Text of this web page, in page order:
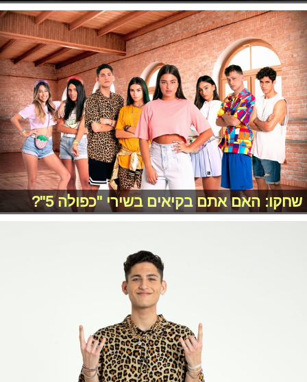
שחקו: האם אתם בקיאים בשירי "כפולה 5"?